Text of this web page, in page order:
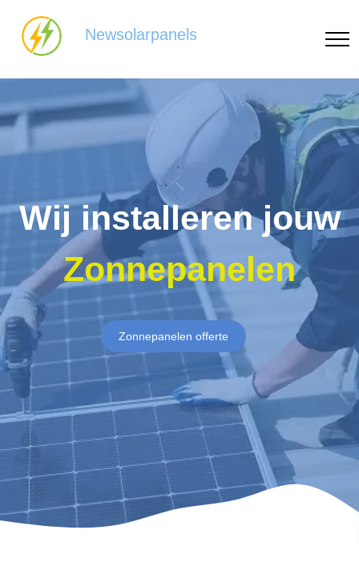
Newsolarpanels
Wij installeren jouw
Zonnepanelen
Zonnepanelen offerte